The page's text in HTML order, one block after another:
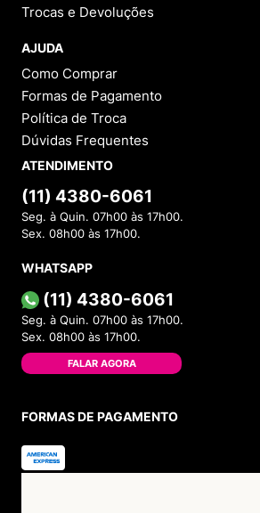
Trocas e Devoluções
AJUDA
Como Comprar
Formas de Pagamento
Política de Troca
Dúvidas Frequentes
ATENDIMENTO
(11) 4380-6061
Seg. à Quin. 07h00 às 17h00.
Sex. 08h00 às 17h00.
WHATSAPP
(11) 4380-6061
Seg. à Quin. 07h00 às 17h00.
Sex. 08h00 às 17h00.
FALAR AGORA
FORMAS DE PAGAMENTO